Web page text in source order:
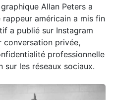
Allan Peters a
américain a mis fin
a publié sur Instagram
conversation privée,
professionnelle
les réseaux sociaux.